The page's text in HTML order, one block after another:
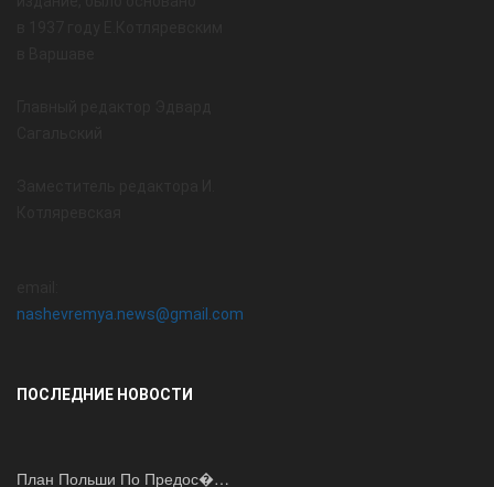
nashevremya.news@gmail.com
ПОСЛЕДНИЕ НОВОСТИ
План Польши По Предос�…